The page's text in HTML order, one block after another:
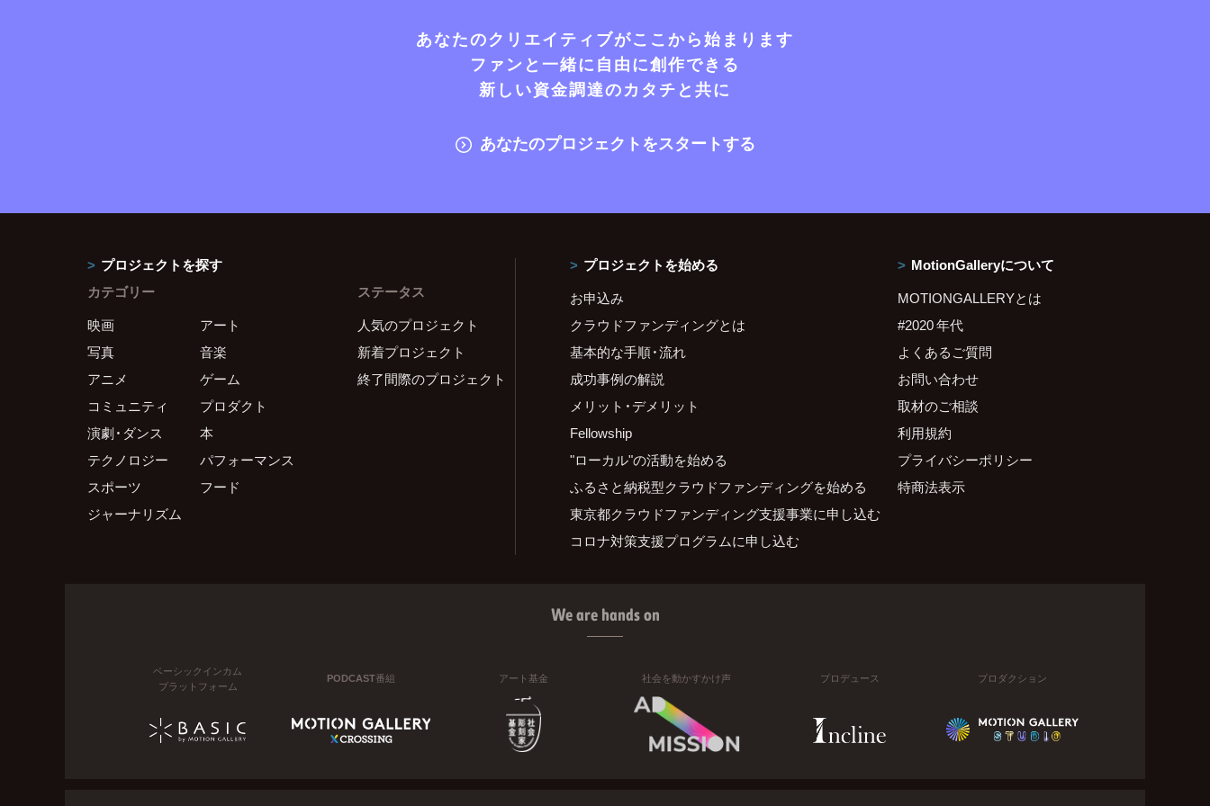
あなたのクリエイティブがここから始まります
ファンと一緒に自由に創作できる
新しい資金調達のカタチと共に
あなたのプロジェクトをスタートする
プロジェクトを探す
カテゴリー
映画
アート
写真
音楽
アニメ
ゲーム
コミュニティ
プロダクト
演劇・ダンス
本
テクノロジー
パフォーマンス
スポーツ
フード
ジャーナリズム
ステータス
人気のプロジェクト
新着プロジェクト
終了間際のプロジェクト
プロジェクトを始める
お申込み
クラウドファンディングとは
基本的な手順・流れ
成功事例の解説
メリット・デメリット
Fellowship
"ローカル"の活動を始める
ふるさと納税型クラウドファンディングを始める
東京都クラウドファンディング支援事業に申し込む
コロナ対策支援プログラムに申し込む
MotionGalleryについて
MOTIONGALLERYとは
#2020 年代
よくあるご質問
お問い合わせ
取材のご相談
利用規約
プライバシーポリシー
特商法表示
We are hands on
ベーシックインカム
プラットフォーム
PODCAST番組 アート基金 社会を動かすかけ声 プロデュース プロダクション